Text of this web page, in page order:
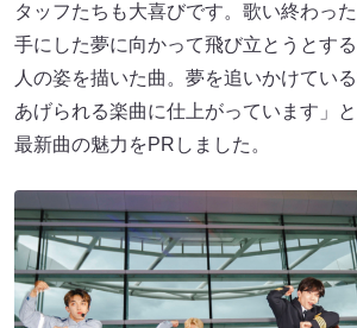
タッフたちも大喜びです。歌い終わっ
手にした夢に向かって飛び立とうとす
人の姿を描いた曲。夢を追いかけてい
あげられる楽曲に仕上がっています」
最新曲の魅力をPRしました。